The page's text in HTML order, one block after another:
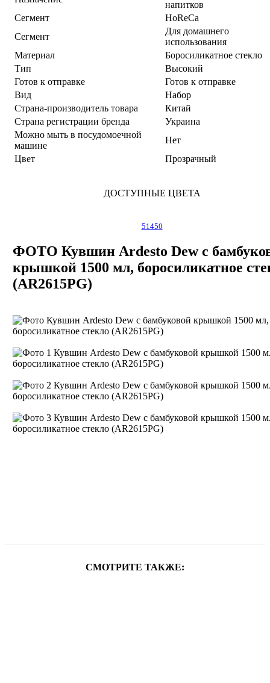
напитков
Сегмент
HoReCa
Сегмент
Для домашнего
использования
Материал
Боросиликатное стекло
Тип
Высокий
Готов к отправке
Готов к отправке
Вид
Набор
Страна-производитель товара
Китай
Страна регистрации бренда
Украина
Можно мыть в посудомоечной
машине
Нет
Цвет
Прозрачный
ДОСТУПНЫЕ ЦВЕТА
51450
ФОТО Кувшин Ardesto Dew с
крышкой 1500 мл, боросиликатное
(AR2615PG)
СМОТРИТЕ ТАКЖЕ: